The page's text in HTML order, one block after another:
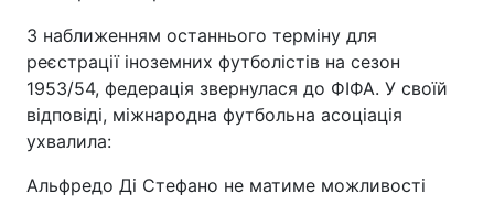
З наближенням останнього терміну для
реєстрації іноземних футболістів на сезон
1953/54, федерація звернулася до ФІФА. У своїй
відповіді, міжнародна футбольна асоціація
ухвалила:
Альфредо Ді Стефано не матиме можливості